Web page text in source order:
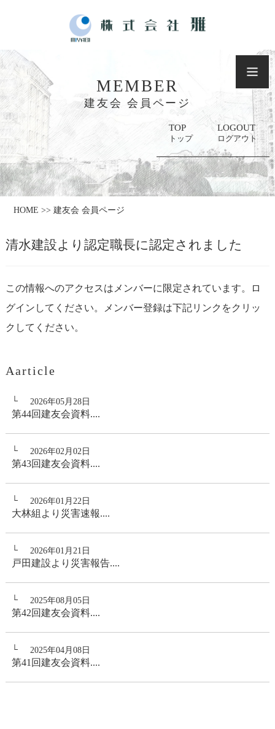
MEMBER
建友会 会員ページ
TOP
トップ
LOGOUT
ログアウト
HOME >> 建友会 会員ページ
清水建設より認定職長に認定されました
この情報へのアクセスはメンバーに限定されています。ロ
グインしてください。メンバー登録は下記リンクをクリッ
クしてください。
Aarticle
2026年05月28日
第44回建友会資料....
2026年02月02日
第43回建友会資料....
2026年01月22日
大林組より災害速報....
2026年01月21日
戸田建設より災害報告....
2025年08月05日
第42回建友会資料....
2025年04月08日
第41回建友会資料....